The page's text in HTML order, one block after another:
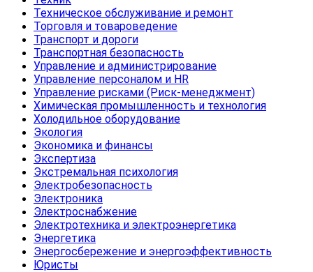
Техническое обслуживание и ремонт
Торговля и товароведение
Транспорт и дороги
Транспортная безопасность
Управление и администрирование
Управление персоналом и HR
Управление рисками (Риск-менеджмент)
Химическая промышленность и технология
Холодильное оборудование
Экология
Экономика и финансы
Экспертиза
Экстремальная психология
Электробезопасность
Электроника
Электроснабжение
Электротехника и электроэнергетика
Энергетика
Энергосбережение и энергоэффективность
Юристы